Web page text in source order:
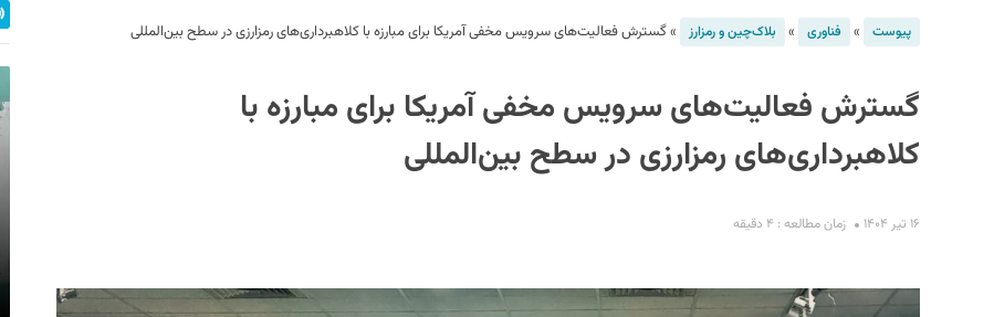
پیوست » فناوری » بلاک‌چین و رمزارز »گسترش فعالیت‌های سرویس مخفی آمریکا برای مبارزه با کلاهبرداری‌های رمزارزی در سطح بین‌المللی
گسترش فعالیت‌های سرویس مخفی آمریکا برای مبارزه با
کلاهبرداری‌های رمزارزی در سطح بین‌المللی
۱۶ تیر ۱۴۰۴ زمان مطالعه : ۴ دقیقه